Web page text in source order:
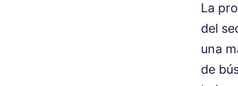
La
del
una
de